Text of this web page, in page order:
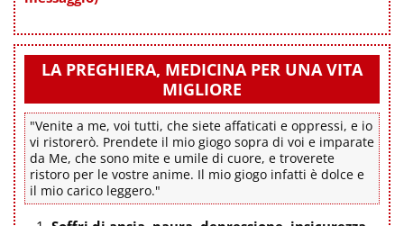
LA PREGHIERA, MEDICINA PER UNA VITA
MIGLIORE
"Venite a me, voi tutti, che siete affaticati e oppressi, e io
vi ristorerò. Prendete il mio giogo sopra di voi e imparate
da Me, che sono mite e umile di cuore, e troverete
ristoro per le vostre anime. Il mio giogo infatti è dolce e
il mio carico leggero."